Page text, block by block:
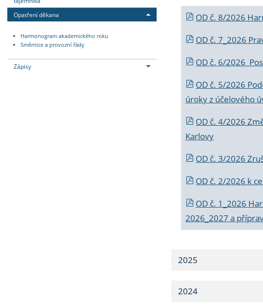
Opatření děkana
Harmonogram akademického roku
Směrnice a provozní řády
Zápisy
OD č. 8/2026
OD č. 7_2026
OD č. 6/2026
OD č. 5/2026
úroky z účelového
OD č. 4/2026
Karlovy
OD č. 3/2026
OD č. 2/2026 k
OD č. 1_2026
2026_2027 a
2025
2024